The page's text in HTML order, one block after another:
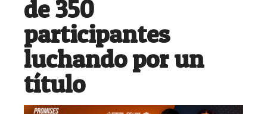
de 350
participantes
luchando por un
título